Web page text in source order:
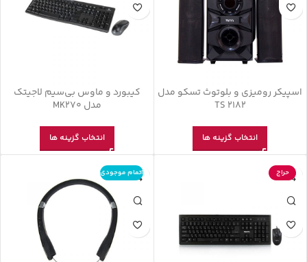
اسپیکر رومیزی و بلوتوث تسکو مدل
TS 2182
انتخاب گزینه ها
کیبورد و ماوس بی‌سیم لاجیتک
مدل MK270
انتخاب گزینه ها
حراج اتمام موجودی